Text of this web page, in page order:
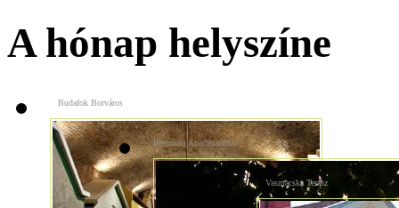
A hónap helyszíne
Budafok Borváros
Premium Apartmanház
Vasmacska Terasz